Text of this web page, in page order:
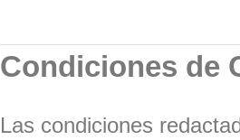
Condiciones de
Las condiciones